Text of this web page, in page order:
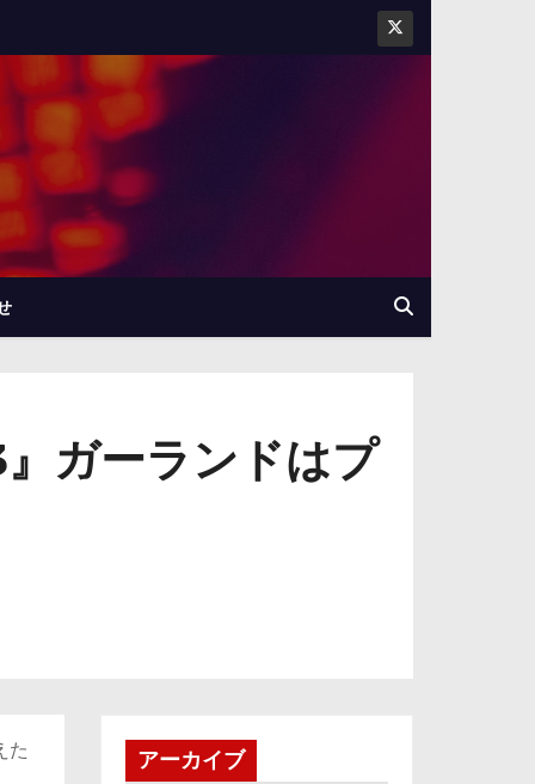
ガーランドはプ
た
アーカイブ